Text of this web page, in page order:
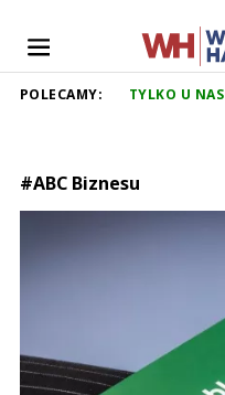
POLECAMY: TYLKO U NAS
#ABC Biznesu